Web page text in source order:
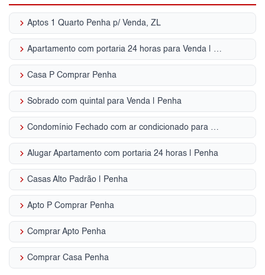
keyboard_arrow_right Aptos 1 Quarto Penha p/ Venda, ZL
keyboard_arrow_right Apartamento com portaria 24 horas para Venda | Penha
keyboard_arrow_right Casa P Comprar Penha
keyboard_arrow_right Sobrado com quintal para Venda | Penha
keyboard_arrow_right Condomínio Fechado com ar condicionado para Venda | Penha
keyboard_arrow_right Alugar Apartamento com portaria 24 horas | Penha
keyboard_arrow_right Casas Alto Padrão | Penha
keyboard_arrow_right Apto P Comprar Penha
keyboard_arrow_right Comprar Apto Penha
keyboard_arrow_right Comprar Casa Penha